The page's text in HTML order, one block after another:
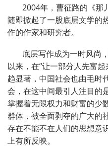
2004年，曹征路的《那
随即掀起了一股底层文学的
作的作家和研究者。
底层写作成为一时风尚
以来，在“让一部分人先富
趋显著，中国社会也由毛时
会，在这中间最引人注目的
掌握着无限权力和财富的少
群体，被全面剥夺的广大的
存在不能不在人们的思想意
上有所反映。